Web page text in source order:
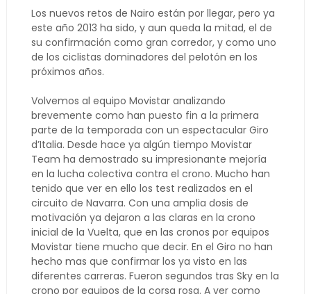
Los nuevos retos de Nairo están por llegar, pero ya
este año 2013 ha sido, y aun queda la mitad, el de
su confirmación como gran corredor, y como uno
de los ciclistas dominadores del pelotón en los
próximos años.
Volvemos al equipo Movistar analizando
brevemente como han puesto fin a la primera
parte de la temporada con un espectacular Giro
d’Italia. Desde hace ya algún tiempo Movistar
Team ha demostrado su impresionante mejoría
en la lucha colectiva contra el crono. Mucho han
tenido que ver en ello los test realizados en el
circuito de Navarra. Con una amplia dosis de
motivación ya dejaron a las claras en la crono
inicial de la Vuelta, que en las cronos por equipos
Movistar tiene mucho que decir. En el Giro no han
hecho mas que confirmar los ya visto en las
diferentes carreras. Fueron segundos tras Sky en la
crono por equipos de la corsa rosa. A ver como